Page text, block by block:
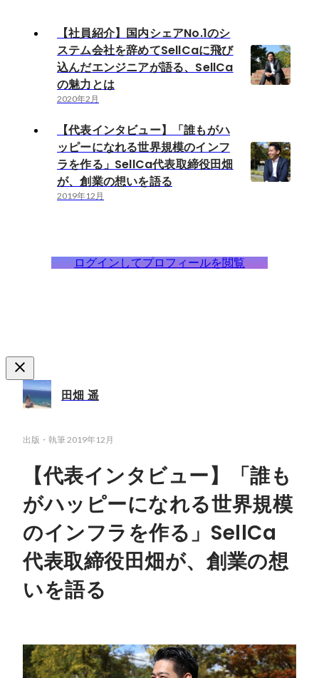
【社員紹介】国内シェアNo.1のシ
ステム会社を辞めてSellCaに飛び
込んだエンジニアが語る、SellCa
の魅力とは
2020年2月
【代表インタビュー】「誰もがハ
ッピーになれる世界規模のインフ
ラを作る」SellCa代表取締役田畑
が、創業の想いを語る
2019年12月
ログインしてプロフィールを閲覧
田畑 遥
出版・執筆2019年12月
【代表インタビュー】「誰も
がハッピーになれる世界規模
のインフラを作る」SellCa
代表取締役田畑が、創業の想
いを語る